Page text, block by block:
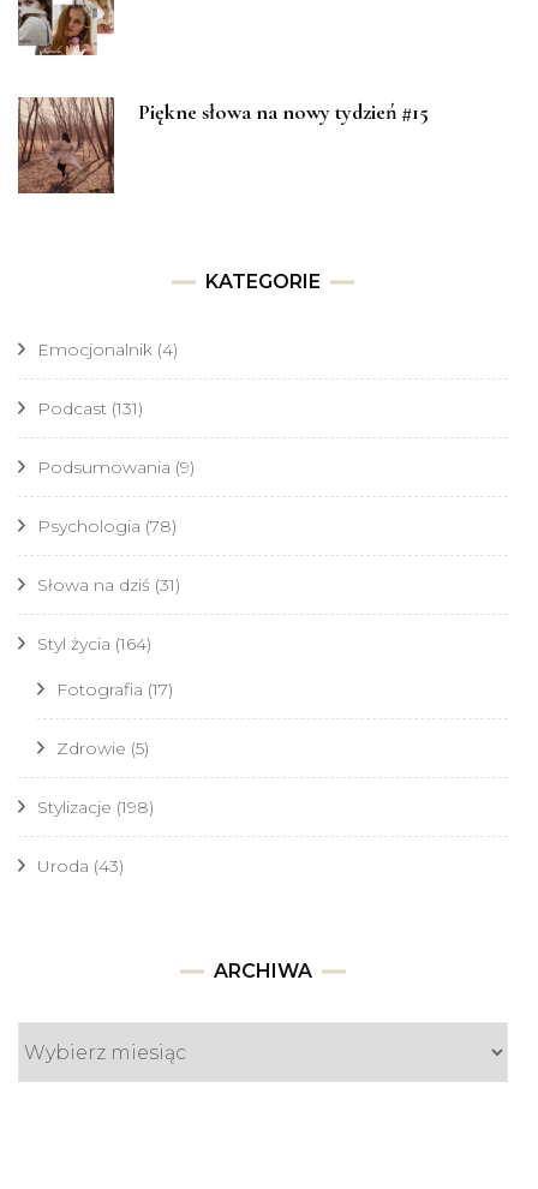
Piękne słowa na nowy tydzień #15
KATEGORIE
Emocjonalnik (4)
Podcast (131)
Podsumowania (9)
Psychologia (78)
Słowa na dziś (31)
Styl życia (164)
Fotografia (17)
Zdrowie (5)
Stylizacje (198)
Uroda (43)
ARCHIWA
Archiwa